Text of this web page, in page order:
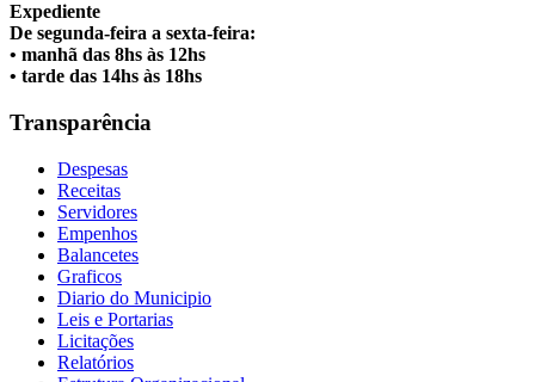
Expediente
De segunda-feira a sexta-feira:
• manhã das 8hs às 12hs
• tarde das 14hs às 18hs
Transparência
Despesas
Receitas
Servidores
Empenhos
Balancetes
Graficos
Diario do Municipio
Leis e Portarias
Licitações
Relatórios